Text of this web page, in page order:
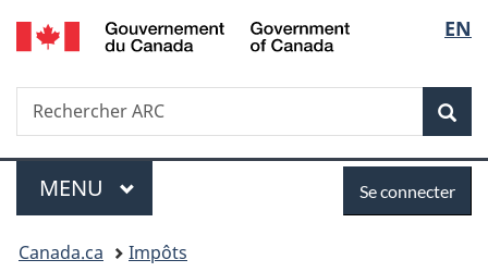
Passer
au
Passer
au
Passer
à
du
Passer
à
simplifiée
de
la
EN
Recherche
Rechercher
ARC
Menu
MENU PRINCIPAL
connecter
Se connecter
Vous
Canada.ca
Impôts